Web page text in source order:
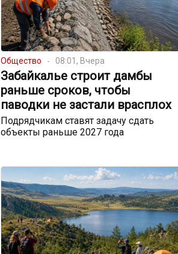
Общество 08:01, Вчера
Забайкалье строит дамбы
раньше сроков, чтобы
паводки не застали врасплох
Подрядчикам ставят задачу сдать
объекты раньше 2027 года